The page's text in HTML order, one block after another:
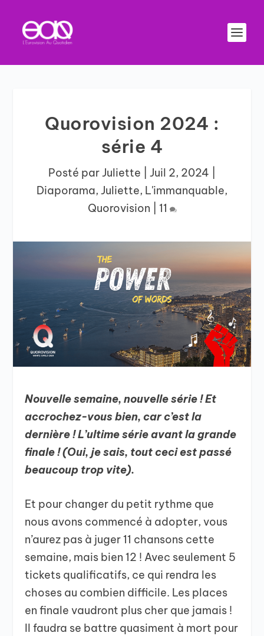
Quorovision 2024 :
série 4
Posté parJuliette Juil 2, 2024
Diaporama, Juliette, L'immanquable,
Quorovision
11
Nouvelle semaine, nouvelle série ! Et
accrochez-vous bien, car c’est la
dernière ! L’ultime série avant la grande
finale ! (Oui, je sais, tout ceci est passé
beaucoup trop vite).
Et pour changer du petit rythme que
nous avons commencé à adopter, vous
n’aurez pas à juger 11 chansons cette
semaine, mais bien 12 ! Avec seulement 5
tickets qualificatifs, ce qui rendra les
choses au combien difficile. Les places
en finale vaudront plus cher que jamais !
Il faudra se battre quasiment à mort pour